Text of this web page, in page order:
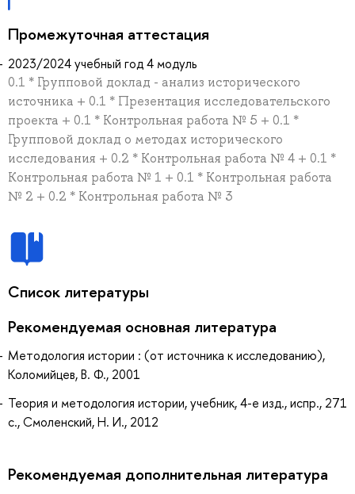
Промежуточная аттестация
2023/2024 учебный год 4 модуль
0.1 * Групповой доклад - анализ исторического
источника + 0.1 * Презентация исследовательского
проекта + 0.1 * Контрольная работа № 5 + 0.1 *
Групповой доклад о методах исторического
исследования + 0.2 * Контрольная работа № 4 + 0.1 *
Контрольная работа № 1 + 0.1 * Контрольная работа
№ 2 + 0.2 * Контрольная работа № 3
Список литературы
Рекомендуемая основная литература
Методология истории : (от источника к исследованию),
Коломийцев, В. Ф., 2001
Теория и методология истории, учебник, 4-е изд., испр., 271
с., Смоленский, Н. И., 2012
Рекомендуемая дополнительная литература